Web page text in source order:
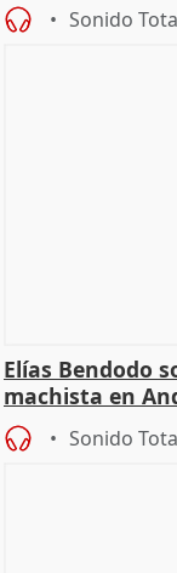
Sonido
Elías Bendodo
machista en
Sonido